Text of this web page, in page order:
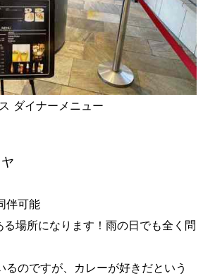
ダイナーメニュー
伴可能
場所になります！雨の日でも全く問
るのですが、カレーが好きだという